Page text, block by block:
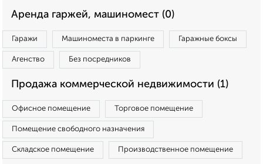
Аренда гаржей, машиномест (0)
Гаражи Машиноместа в паркинге Гаражные боксы
Агенство Без посредников
Продажа коммерческой недвижимости (1)
Офисное помещение Торговое помещение
Помещение свободного назначения
Складское помещение Производственное помещение